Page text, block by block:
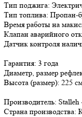
Тип поджига:
Тип топлива: Пропан-
Время работы на
Клапан аварийного
Датчик контроля
Гарантия: 3 года
Диаметр, размер
Высота (размер): 225
Производитель:
Страна производства: